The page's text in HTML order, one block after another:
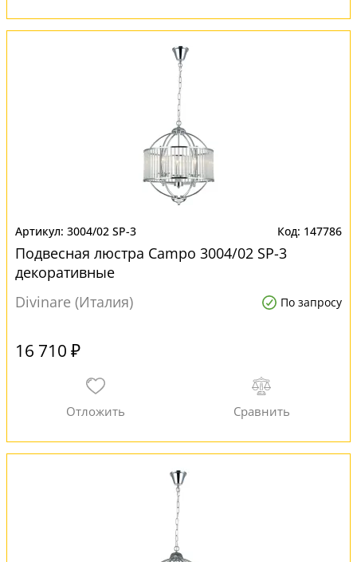
3004/02 SP-3 147786
Подвесная люстра Campo 3004/02 SP-3
декоративные
Divinare (Италия)
По запросу
16 710 ₽